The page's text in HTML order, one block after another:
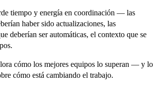
tiempo y energía en coordinación — las
haber sido actualizaciones, las
deberían ser automáticas, el contexto que se
cómo los mejores equipos lo superan — y lo
cómo está cambiando el trabajo.